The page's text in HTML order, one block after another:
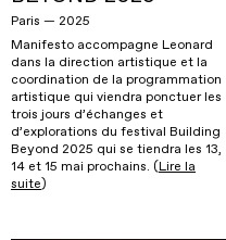
Paris — 2025
Manifesto accompagne Leonard
dans la direction artistique et la
coordination de la programmation
artistique qui viendra ponctuer les
trois jours d’échanges et
d’explorations du festival Building
Beyond 2025 qui se tiendra les 13,
14 et 15 mai prochains. (Lire la
suite)